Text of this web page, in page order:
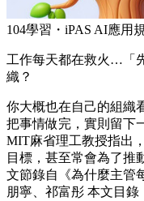
104學習・iPAS AI應用
工作每天都在救火…「
織？
你大概也在自己的組織
把事情做完，實則留下
MIT麻省理工教授指出
目標，甚至常會為了推
文節錄自《為什麼主管
朋寧、祁富彤 本文目